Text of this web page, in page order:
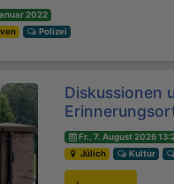
2022
Polizei
Diskussionen
Fr., 7. August 2026
Jülich
Kultur